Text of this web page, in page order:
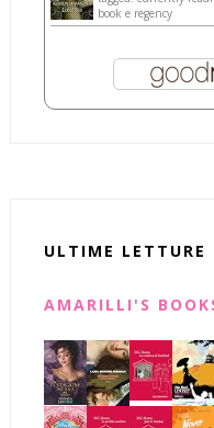
book e regency
ULTIME LETTURE
AMARILLI'S